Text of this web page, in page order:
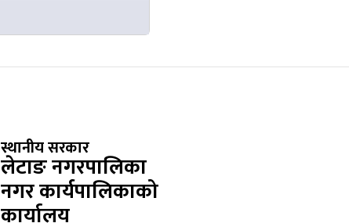
स्थानीय सरकार
लेटाङ नगरपालिका
नगर कार्यपालिकाको